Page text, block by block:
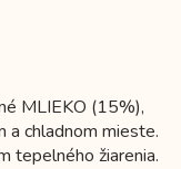
MLIEKO (15%),
a chladnom mieste.
tepelného žiarenia.